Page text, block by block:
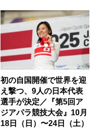
初の自国開催で世界を迎
え撃つ、9人の日本代表
選手が決定／『第5回ア
ジアパラ競技大会』10月
18日（日）〜24日（土）